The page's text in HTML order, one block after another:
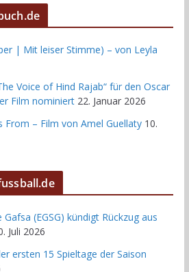
| Mit leiser Stimme) – von Leyla
Voice of Hind Rajab“ für den Oscar
Film nominiert 22. Januar 2026
From – Film von Amel Guellaty 10.
(EGSG) kündigt Rückzug aus
Juli 2026
ersten 15 Spieltage der Saison